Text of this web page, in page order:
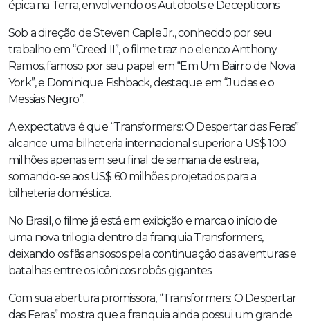
épica na Terra, envolvendo os Autobots e Decepticons.
Sob a direção de Steven Caple Jr., conhecido por seu
trabalho em “Creed II”, o filme traz no elenco Anthony
Ramos, famoso por seu papel em “Em Um Bairro de Nova
York”, e Dominique Fishback, destaque em “Judas e o
Messias Negro”.
A expectativa é que “Transformers: O Despertar das Feras”
alcance uma bilheteria internacional superior a US$ 100
milhões apenas em seu final de semana de estreia,
somando-se aos US$ 60 milhões projetados para a
bilheteria doméstica.
No Brasil, o filme já está em exibição e marca o início de
uma nova trilogia dentro da franquia Transformers,
deixando os fãs ansiosos pela continuação das aventuras e
batalhas entre os icônicos robôs gigantes.
Com sua abertura promissora, “Transformers: O Despertar
das Feras” mostra que a franquia ainda possui um grande